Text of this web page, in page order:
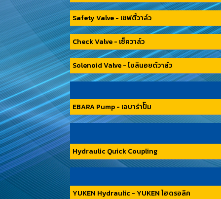
Safety Valve - เซฟตี้วาล์ว
Check Valve - เซ็ควาล์ว
Solenoid Valve - โซลินอยด์วาล์ว
EBARA Pump - เอบาร่าปั๊ม
Hydraulic Quick Coupling
YUKEN Hydraulic - YUKEN ไฮดรอลิค